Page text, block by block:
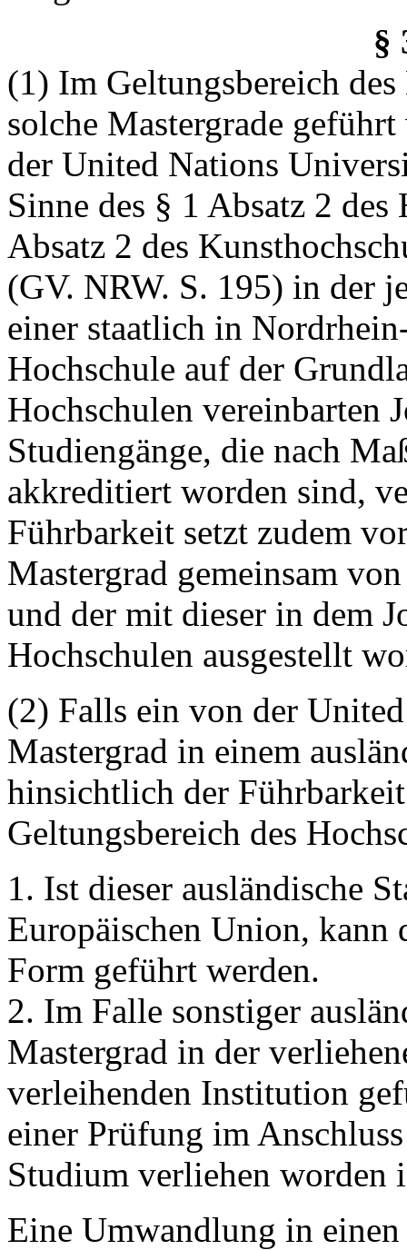
§
(1) Im Geltungsbereich
solche Mastergrade
der United Nations
Sinne des § 1 Absatz 2 des
Absatz 2 des
(GV. NRW. S. 195) in der
einer staatlich in
Hochschule auf der
Hochschulen vereinbarten
Studiengänge, die nach
akkreditiert worden sind,
Führbarkeit setzt zudem
Mastergrad gemeinsam
und der mit dieser in dem
Hochschulen ausgestellt
(2) Falls ein von der
Mastergrad in einem
hinsichtlich der
Geltungsbereich des
1. Ist dieser ausländische
Europäischen Union, kann
Form geführt werden.
2. Im Falle sonstiger
Mastergrad in der
verleihenden Institution
einer Prüfung im
Studium verliehen worden
Eine Umwandlung in